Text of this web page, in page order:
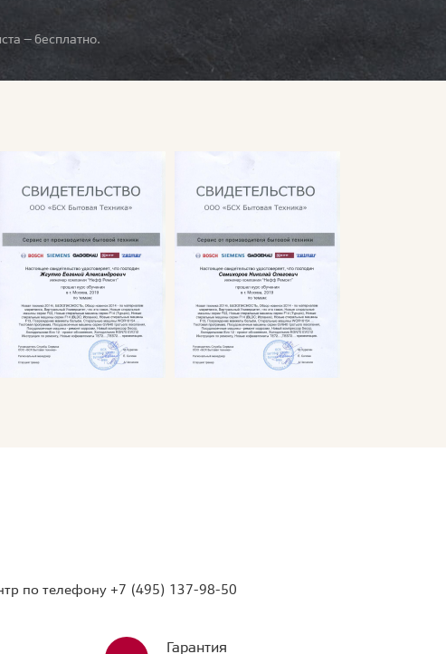
— бесплатно.
по телефону +7 (495) 137-98-50
Гарантия